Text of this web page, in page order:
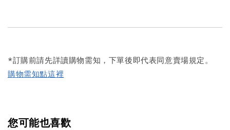
*訂購前請先詳讀購物需知，下單後即代表同意賣場規定。
購物需知點這裡
您可能也喜歡